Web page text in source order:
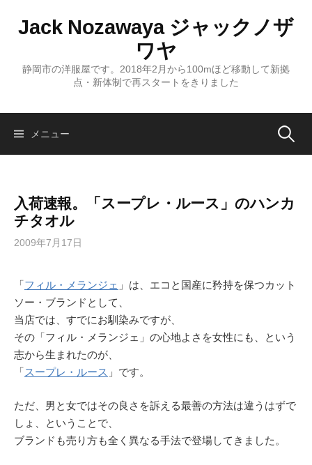
ス
Jack Nozawaya ジャックノザ
ワヤ
静岡市の洋服屋です。2018年2月から100mほど移動して新拠
点・新体制で再スタートをきりました
メニュー 検
入荷速報。「スープレ・ルース」のハンカ
チタオル
2009年7月17日
「フィル・メランジェ 」は、エコと国産に矜持を保つカット
ソー・ブランドとして、
当店では、すでにお馴染みですが、
その「フィル・メランジェ」の心地よさを女性にも、という
志から生まれたのが、
「スープレ・ルース 」です。
ただ、男と女ではその良さを訴える最善の方法は違うはずで
しょ、ということで、
ブランドも売り方も全く異なる手法で登場してきました。